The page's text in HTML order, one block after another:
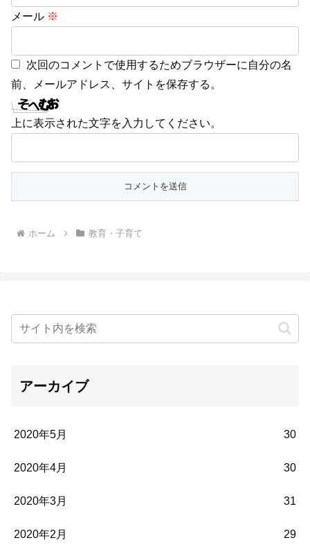
メール ※
次回のコメントで使用するためブラウザーに自分の名
前、メールアドレス、サイトを保存する。
上に表示された文字を入力してください。
ホーム 教育・子育て
アーカイブ
2020年5月 30
2020年4月 30
2020年3月 31
2020年2月 29